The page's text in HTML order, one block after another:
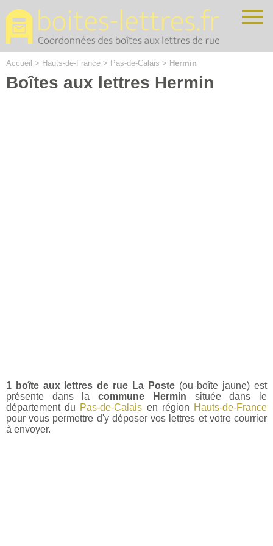
Accueil > Hauts-de-France > Pas-de-Calais > Hermin
Boîtes aux lettres Hermin
1 boîte aux lettres de rue La Poste(ou boîte jaune) est
présente dans lacommune Hermin située dans le
département du Pas-de-Calais en région Hauts-de-France
pour vous permettre d'y déposer vos lettres et votre courrier
à envoyer.